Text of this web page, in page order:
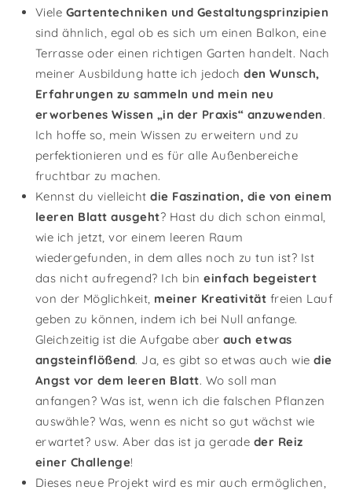
Viele Gartentechniken und Gestaltungsprinzipien
sind ähnlich, egal ob es sich um einen Balkon, eine
Terrasse oder einen richtigen Garten handelt. Nach
meiner Ausbildung hatte ich jedochden Wunsch,
Erfahrungen zu sammeln und mein neu
erworbenes Wissen „in der Praxis“ anzuwenden.
Ich hoffe so, mein Wissen zu erweitern und zu
perfektionieren und es für alle Außenbereiche
fruchtbar zu machen.
Kennst du vielleichtdie Faszination, die von einem
leeren Blatt ausgeht? Hast du dich schon einmal,
wie ich jetzt, vor einem leeren Raum
wiedergefunden, in dem alles noch zu tun ist? Ist
das nicht aufregend? Ich bineinfach begeistert
von der Möglichkeit, meiner Kreativität freien Lauf
geben zu können, indem ich bei Null anfange.
Gleichzeitig ist die Aufgabe aber auch etwas
angsteinflößend. Ja, es gibt so etwas auch wiedie
Angst vor dem leeren Blatt. Wo soll man
anfangen? Was ist, wenn ich die falschen Pflanzen
auswähle? Was, wenn es nicht so gut wächst wie
erwartet? usw. Aber das ist ja gerade der Reiz
einer Challenge!
Dieses neue Projekt wird es mir auch ermöglichen,